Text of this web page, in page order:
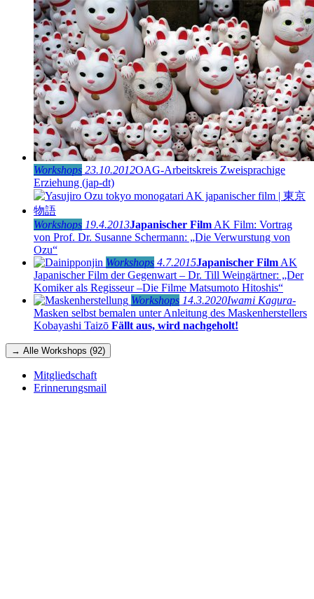
Workshops 23.10.2012OAG-Arbeitskreis Zweisprachige
Erziehung (jap-dt)
Workshops 19.4.2013Japanischer Film AK Film: Vortrag
von Prof. Dr. Susanne Schermann: „Die Verwurstung von
Ozu“
Workshops 4.7.2015Japanischer Film AK
Japanischer Film der Gegenwart – Dr. Till Weingärtner: „Der
Komiker als Regisseur ‒Die Filme Matsumoto Hitoshis“
Workshops 14.3.2020Iwami Kagura-
Masken selbst bemalen unter Anleitung des Maskenherstellers
Kobayashi Taizō Fällt aus, wird nachgeholt!
→ Alle Workshops (92)
Mitgliedschaft
Erinnerungsmail